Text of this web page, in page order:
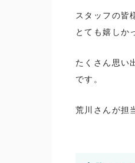
スタッフの皆
とても嬉しか
たくさん思い
です。
荒川さんが担